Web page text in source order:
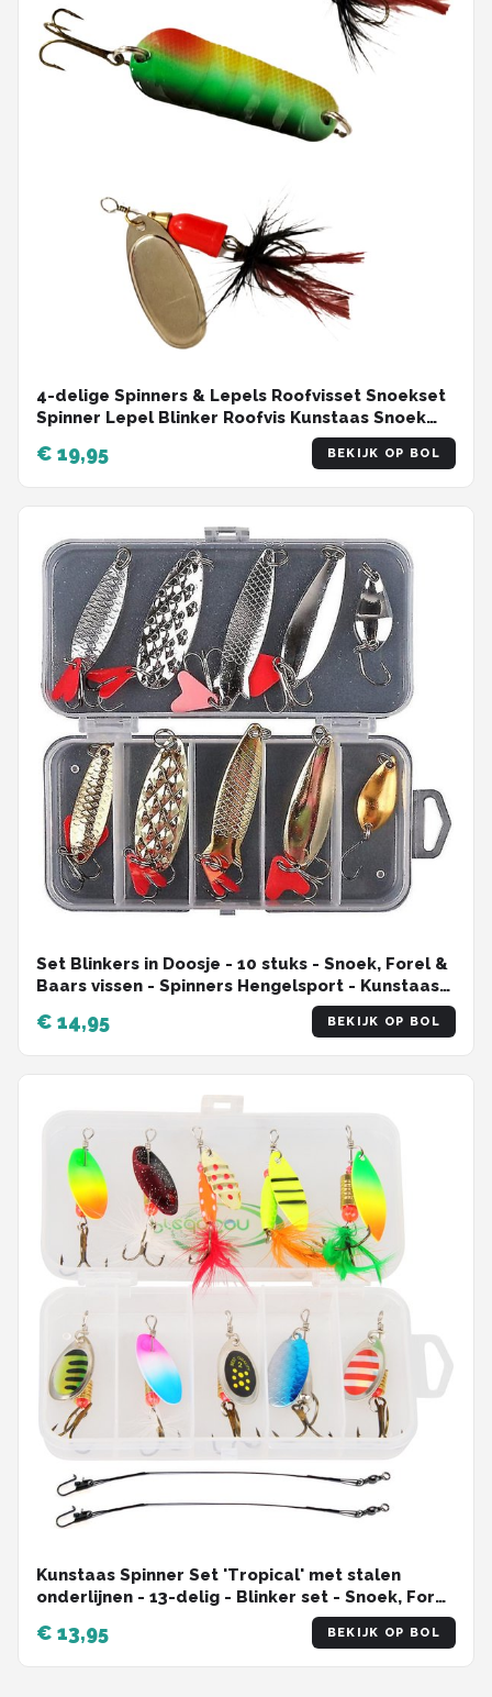
4-delige Spinners & Lepels Roofvisset Snoekset
Spinner Lepel Blinker Roofvis Kunstaas Snoek
€ 19,95 BEKIJK OP BOL
Set Blinkers in Doosje - 10 stuks - Snoek, Forel &
Baars vissen - Spinners Hengelsport - Kunstaas
€ 14,95 BEKIJK OP BOL
Kunstaas Spinner Set 'Tropical' met stalen
onderlijnen - 13-delig - Blinker set - Snoek, Forel
& Baars vissen - Spinners Hengelsport - kunstaas
Roofvissen
€ 13,95 BEKIJK OP BOL